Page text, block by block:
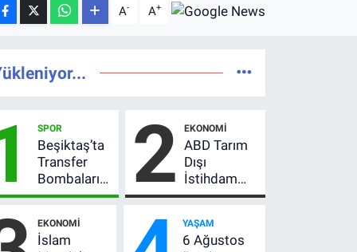
A- A+
SPOR
Beşiktaş’ta
Transfer
Bombaları
Peş Peşe!
Vlahovic’i
Açıkladı, 5
2 EKONOMI
ABD Tarım
Dışı
İstihdam
Verisi Altını
Etkiler? Çok
Basit
EKONOMI
İslam
YAŞAM
6 Ağustos